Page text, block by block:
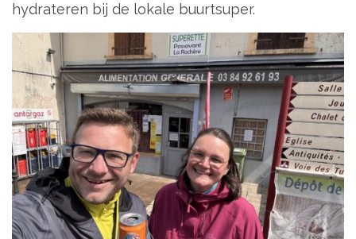
hydrateren bij de lokale buurtsuper.